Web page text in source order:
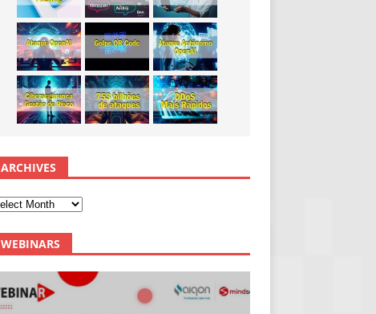
ARCHIVES
WEBINARS